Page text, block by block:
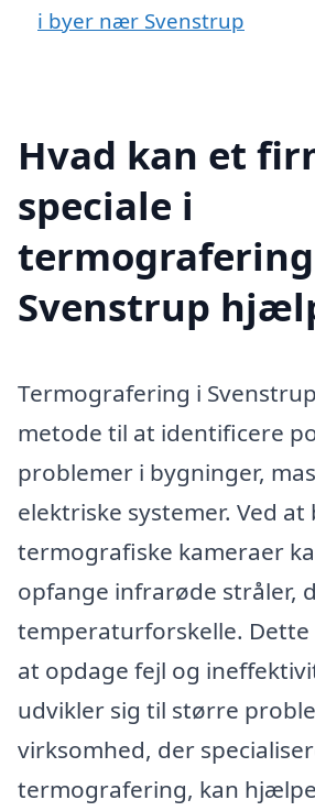
i byer nær Svenstrup
Hvad kan et
speciale i
Svenstrup
Termografering i
metode til at identificere
problemer i bygninger,
elektriske systemer. Ved
termografiske kameraer
opfange infrarøde stråler,
temperaturforskelle.
at opdage fejl og
udvikler sig til større
virksomhed, der
termografering, kan